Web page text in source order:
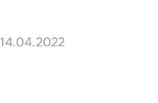
14.04.2022